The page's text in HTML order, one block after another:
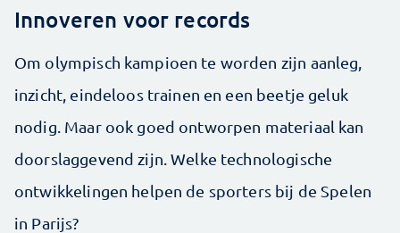
Innoveren voor records
Om olympisch kampioen te worden zijn aanleg,
inzicht, eindeloos trainen en een beetje geluk
nodig. Maar ook goed ontworpen materiaal kan
doorslaggevend zijn. Welke technologische
ontwikkelingen helpen de sporters bij de Spelen
in Parijs?